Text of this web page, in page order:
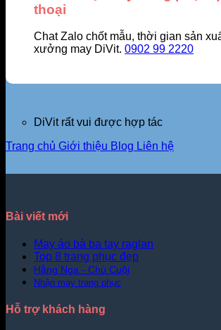
thoại
Chat Zalo chốt mẫu, thời gian sản
xưởng may DiVit. 0902 99 2220
DiVit rất vui được hợp tác
Trang chủ Giới thiệu Blog Liên hệ
Bài viết mới
May áo bà ba tay raglan
Top 8 trang phục đẹp
Hằng Nga - Chú Cuội
Nhận may trang phục
Hỗ trợ khách hàng